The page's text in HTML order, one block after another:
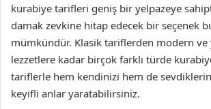
kurabiye tarifleri geniş bir yelpazeye
damak zevkine hitap edecek bir seçenek
mümkündür. Klasik tariflerden modern ve
lezzetlere kadar birçok farklı türde
tariflerle hem kendinizi hem de
keyifli anlar yaratabilirsiniz.